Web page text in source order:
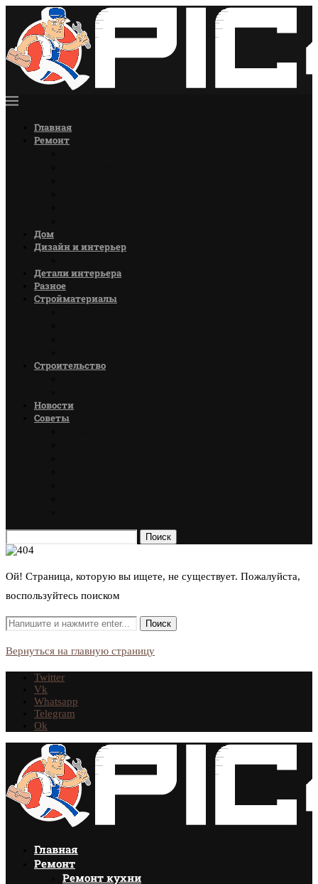
Главная
Ремонт
Дом
Дизайн и интерьер
Детали интерьера
Разное
Стройматериалы
Строительство
Новости
Советы
Поиск
Ой! Страница, которую вы ищете, не существует. Пожалуйста,
воспользуйтесь поиском
Вернуться на главную страницу
Twitter
Vk
Whatsapp
Telegram
Ok
Главная
Ремонт
Ремонт кухни